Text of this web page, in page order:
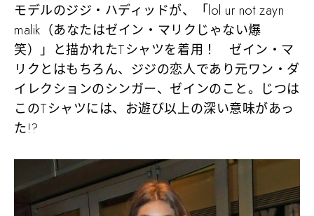
モデルのジジ・ハディッドが、「lol ur not zayn
malik（あなたはゼイン・マリクじゃない爆
笑）」と描かれたTシャツを着用！ ゼイン・マ
リクとはもちろん、ジジの恋人であり元ワン・ダ
イレクションのシンガー、ゼインのこと。じつは
このTシャツには、お遊び以上の深い意味があっ
た!?